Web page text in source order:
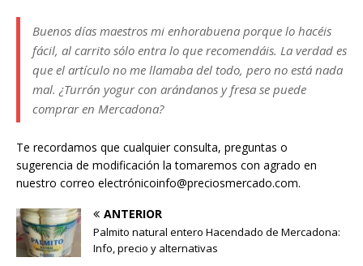
Buenos días maestros mi enhorabuena porque lo hacéis
fácil, al carrito sólo entra lo que recomendáis. La verdad es
que el artículo no me llamaba del todo, pero no está nada
mal. ¿Turrón yogur con arándanos y fresa se puede
comprar en Mercadona?
Te recordamos que cualquier consulta, preguntas o
sugerencia de modificación la tomaremos con agrado en
nuestro correo electrónicoinfo@preciosmercado.com.
ANTERIOR
Palmito natural entero Hacendado de Mercadona:
Info, precio y alternativas